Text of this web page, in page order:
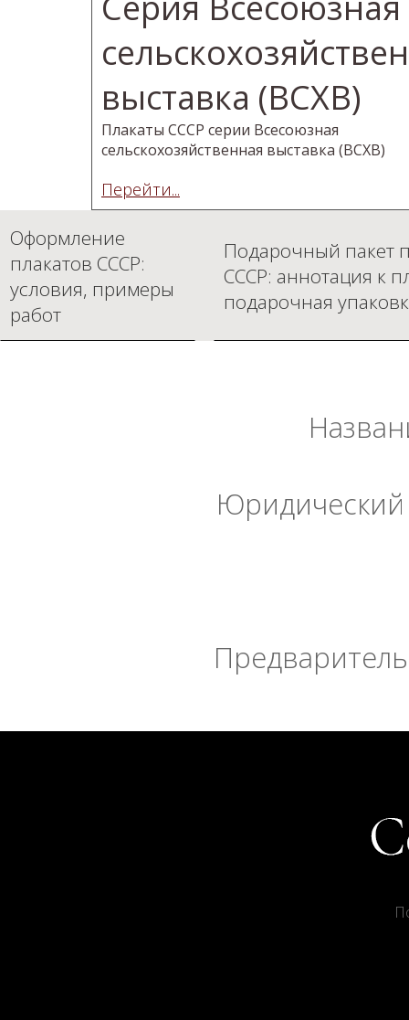
выставка (ВСХВ)
Плакаты СССР серии Всесоюзная
сельскохозяйственная выставка (ВСХВ)
Перейти...
Оформление
плакатов СССР:
условия, примеры
работ
Подарочный пакет
СССР: аннотация к
подарочная